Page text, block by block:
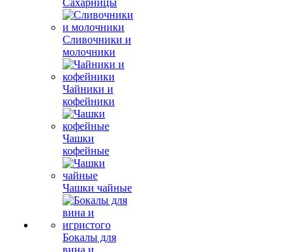
Сахарницы
Сливочники и
молочники
Чайники и
кофейники
Чашки
кофейные
Чашки чайные
Бокалы для
вина и